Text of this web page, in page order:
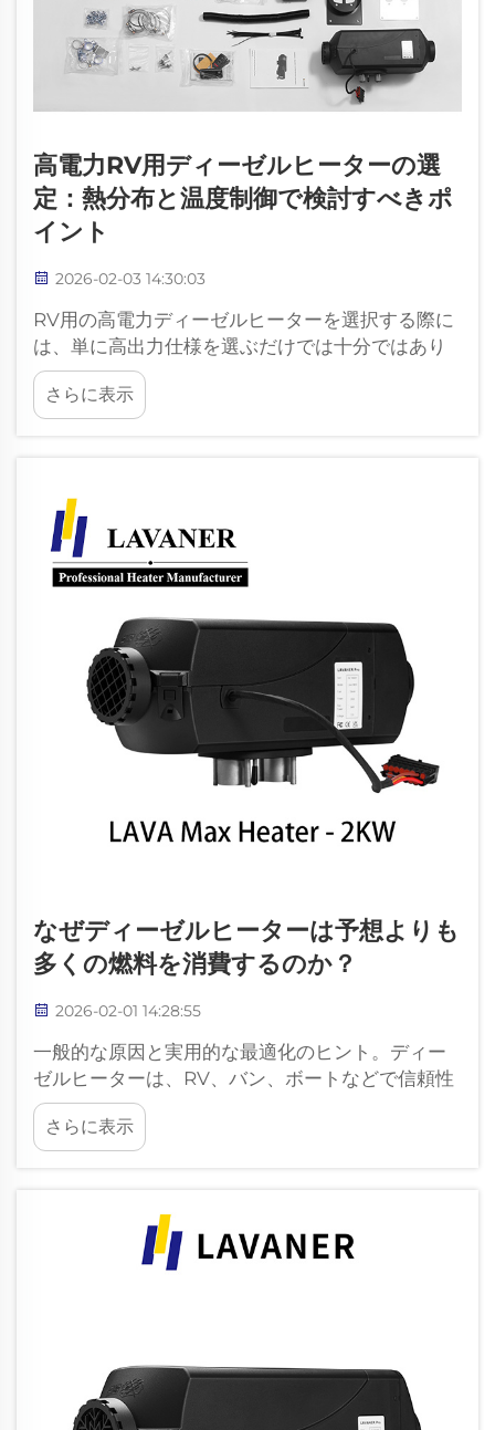
高電力RV用ディーゼルヒーターの選
定：熱分布と温度制御で検討すべきポ
イント
2026-02-03 14:30:03
RV用の高電力ディーゼルヒーターを選択する際に
は、単に高出力仕様を選ぶだけでは十分ではあり
ません。快適性は暖房能力だけでなく、空間全体
への熱の供給効率および制御性能にも大きく依存
します。暖房についての理解…
さらに表示
なぜディーゼルヒーターは予想よりも
多くの燃料を消費するのか？
2026-02-01 14:28:55
一般的な原因と実用的な最適化のヒント。ディー
ゼルヒーターは、RV、バン、ボートなどで信頼性
と効率性に優れた暖房を提供することから広く使
用されています。しかし、一部のユーザーは、実
際の燃料消費量が現実の使用条件下で予想よりも
さらに表示